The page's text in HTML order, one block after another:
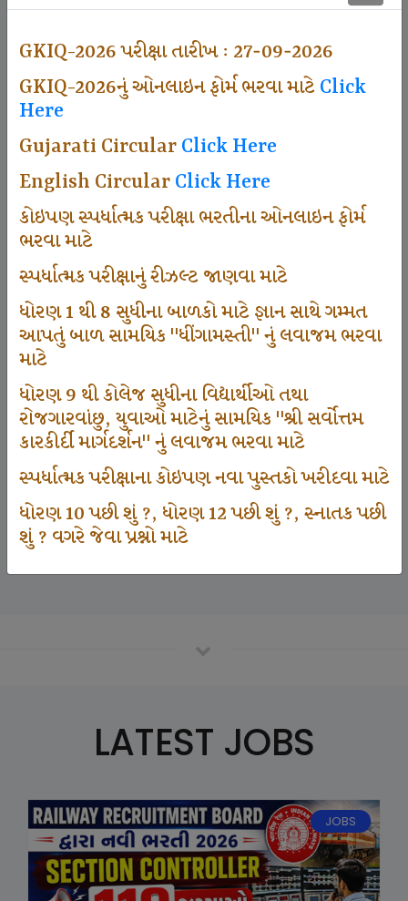
GKIQ-2026 પરીક્ષા તારીખ : 27-09-2026
GKIQ-2026નું ઓનલાઇન ફોર્મ ભરવા માટેClick
Here
Gujarati CircularClick Here
English CircularClick Here
કોઇપણ સ્પર્ધાત્મક પરીક્ષા ભરતીના ઓનલાઇન ફોર્મ
ભરવા માટે
સ્પર્ધાત્મક પરીક્ષાનું રીઝલ્ટ જાણવા માટે
ધોરણ 1 થી 8 સુધીના બાળકો માટે જ્ઞાન સાથે ગમ્મત
આપતું બાળ સામયિક "ધીંગામસ્તી" નું લવાજમ ભરવા
માટે
ધોરણ 9 થી કોલેજ સુધીના વિદ્યાર્થીઓ તથા
રોજગારવાંછુ, યુવાઓ માટેનું સામયિક "શ્રી સર્વોત્તમ
કારકીર્દી માર્ગદર્શન" નું લવાજમ ભરવા માટે
સ્પર્ધાત્મક પરીક્ષાના કોઇપણ નવા પુસ્તકો ખરીદવા માટે
ધોરણ 10 પછી શું ?, ધોરણ 12 પછી શું ?, સ્નાતક પછી
શું ? વગરે જેવા પ્રશ્નો માટે
500
Dhingamasti Subscription
671
1000
Participate School In GKIQ
125000
LATEST JOBS
JOBS